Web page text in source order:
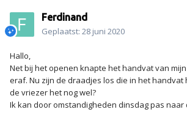
Ferdinand
Geplaatst: 28 juni 2020
Hallo,
Net bij het openen knapte het handvat van
eraf. Nu zijn de draadjes los die in het handvat
de vriezer het nog wel?
Ik kan door omstandigheden dinsdag pas naar